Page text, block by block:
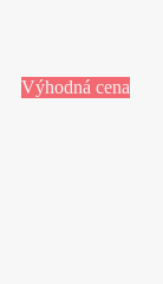
Výhodná cena